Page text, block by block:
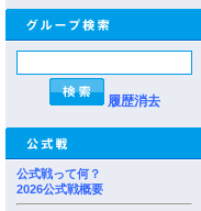
履歴消去
公式戦って何？
2026公式戦概要